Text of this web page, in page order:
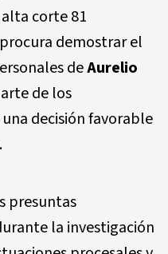
corte 81
demostrar el
deAurelio
de los
decisión favorable
presuntas
la investigación